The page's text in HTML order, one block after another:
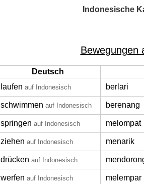
Indonesische
Bewegungen
Deutsch
laufen auf Indonesisch berlari
schwimmen auf Indonesisch berenang
springen auf Indonesisch melompat
ziehen auf Indonesisch menarik
drücken auf Indonesisch
werfen auf Indonesisch melempar